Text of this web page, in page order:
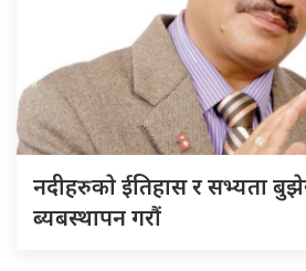
नदीहरुकाे ईतिहास र सभ्यता
ब्यबस्थापन गराैं